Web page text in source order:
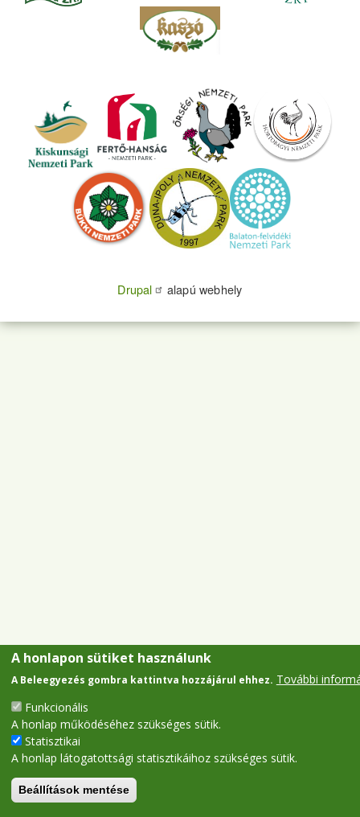
Drupal alapú webhely
A honlapon sütiket használunk
A Beleegyezés gombra kattintva hozzájárul ehhez. További
Funkcionális
A honlap működéséhez szükséges sütik.
Statisztikai
A honlap látogatottsági statisztikáihoz szükséges sütik.
Beállítások mentése